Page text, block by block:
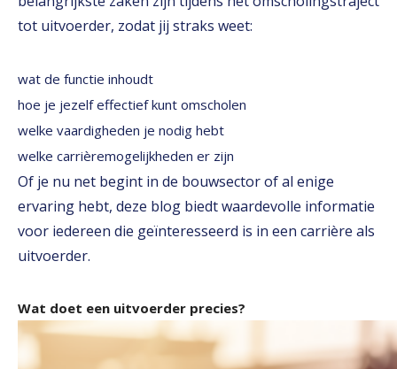
tot uitvoerder, zodat jij straks weet:
wat de functie inhoudt
hoe je jezelf effectief kunt omscholen
welke vaardigheden je nodig hebt
welke carrièremogelijkheden er zijn
Of je nu net begint in de bouwsector of al enige
ervaring hebt, deze blog biedt waardevolle informatie
voor iedereen die geïnteresseerd is in een carrière als
uitvoerder.
Wat doet een uitvoerder precies?